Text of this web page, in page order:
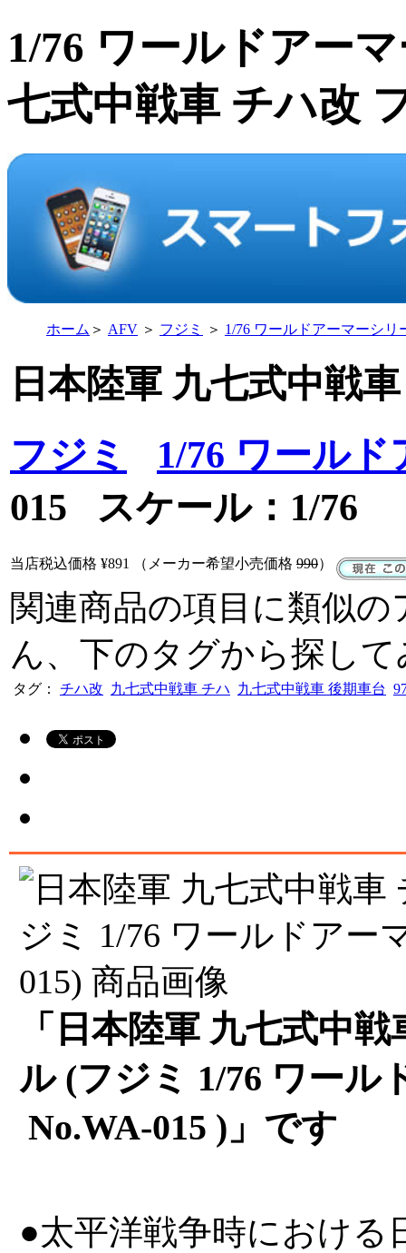
1/76 ワールドアー
七式中戦車 チハ改
ホーム ＞ AFV ＞ フジミ ＞ 1/76 ワールドアーマーシリ
日本陸軍 九七式中戦
フジミ
1/76 ワール
015 スケール：1/76
当店税込価格 ¥891 （メーカー希望小売価格 990）
関連商品の項目に類似
ん、下のタグから探し
タグ： チハ改 九七式中戦車 チハ 九七式中戦車 後期車台
「日本陸軍 九七式中
ル (フジミ 1/76 ワール
No.WA-015 )」です
●太平洋戦争時における